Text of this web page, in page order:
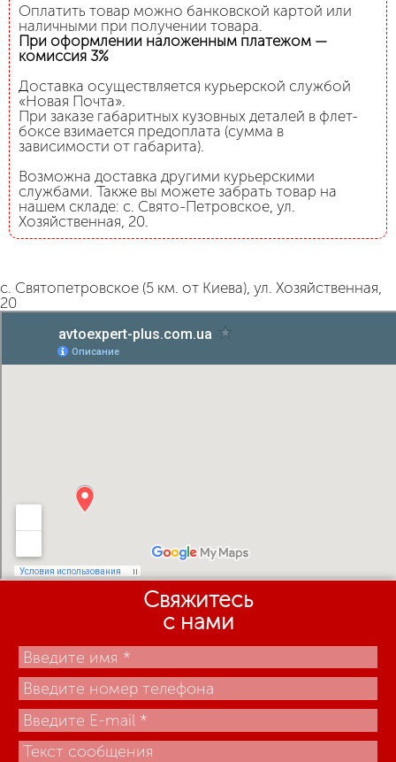
Оплатить товар можно банковской картой или
наличными при получении товара.
При оформлении наложенным платежом —
комиссия 3%
Доставка осуществляется курьерской службой
«Новая Почта».
При заказе габаритных кузовных деталей в флет-
боксе взимается предоплата (сумма в
зависимости от габарита).
Возможна доставка другими курьерскими
службами. Также вы можете забрать товар на
нашем складе: с. Свято-Петровское, ул.
Хозяйственная, 20.
с. Святопетровское (5 км. от Киева), ул. Хозяйственная,
20
Свяжитесь
с нами